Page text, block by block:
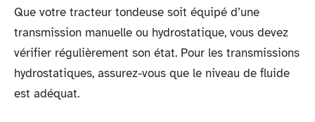
Que votre tracteur tondeuse soit équipé d’une
transmission manuelle ou hydrostatique, vous devez
vérifier régulièrement son état. Pour les transmissions
hydrostatiques, assurez-vous que le niveau de fluide
est adéquat.